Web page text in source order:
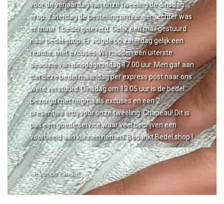
voor de verjaardag van onze tweeling de dinsdag
erop. Zaterdag de bestelling ontvangen, echter was
er maar 1 bedel geleverd. Gelijk een mail gestuurd
naar bedel.shop. Er volgde op zaterdag gelijk een
reactie, met excuses. Wij hadden een uiterste
deadline van dinsdagmiddag 17.00 uur. Men gaf aan
dat deze bedel maandag per express post naar ons
werd verstuurd. Dinsdag om 13.05 uur is de bedel
bezorgd met nogmaals excuses en een 2
presentjes erbij voor onze tweeling. Chapeau! Dit is
pas een goede service waar veel bedrijven een
voorbeeld aan kunnen nemen. Bedankt Bedel.shop !
- R van de Zanden